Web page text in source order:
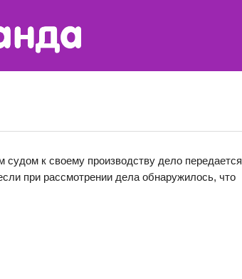
судом к своему производству дело передается
при рассмотрении дела обнаружилось, что